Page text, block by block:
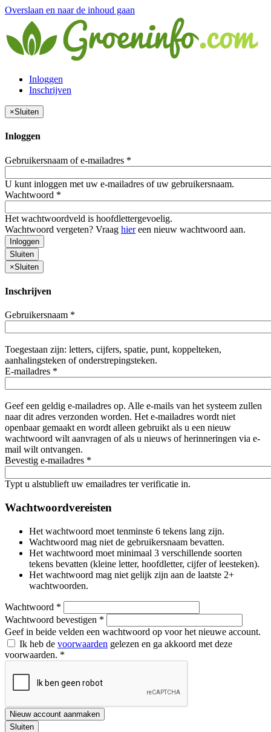
Overslaan en naar de inhoud gaan
Inloggen
Inschrijven
×Sluiten
Inloggen
Gebruikersnaam of e-mailadres *
U kunt inloggen met uw e-mailadres of uw gebruikersnaam.
Wachtwoord *
Het wachtwoordveld is hoofdlettergevoelig.
Wachtwoord vergeten? Vraag hiereen nieuw wachtwoord aan.
Inloggen
Sluiten
×Sluiten
Inschrijven
Gebruikersnaam *
Toegestaan zijn: letters, cijfers, spatie, punt, koppelteken,
aanhalingsteken of onderstrepingsteken.
E-mailadres *
Geef een geldig e-mailadres op. Alle e-mails van het systeem zullen
naar dit adres verzonden worden. Het e-mailadres wordt niet
openbaar gemaakt en wordt alleen gebruikt als u een nieuw
wachtwoord wilt aanvragen of als u nieuws of herinneringen via e-
mail wilt ontvangen.
Bevestig e-mailadres *
Typt u alstublieft uw emailadres ter verificatie in.
Wachtwoordvereisten
Het wachtwoord moet tenminste 6 tekens lang zijn.
Wachtwoord mag niet de gebruikersnaam bevatten.
Het wachtwoord moet minimaal 3 verschillende soorten
tekens bevatten (kleine letter, hoofdletter, cijfer of leesteken).
Het wachtwoord mag niet gelijk zijn aan de laatste 2+
wachtwoorden.
Wachtwoord *
Wachtwoord bevestigen *
Geef in beide velden een wachtwoord op voor het nieuwe account.
Ik heb de voorwaarden gelezen en ga akkoord met deze
voorwaarden. *
Nieuw account aanmaken
Sluiten